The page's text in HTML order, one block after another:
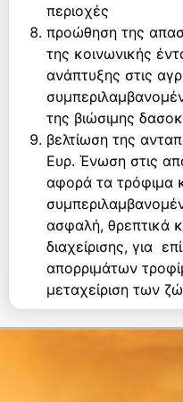
περιοχές
προώθηση της
της κοινωνικής
ανάπτυξης στις
της βιώσιμης
βελτίωση της
Ευρ. Ένωση στις
αφορά τα τρόφιμα
ασφαλή, θρεπτικά
διαχείρισης, για
απορριμάτων
μεταχείριση των